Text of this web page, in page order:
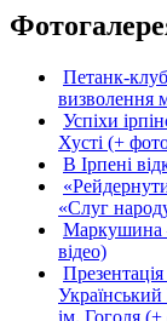
Петанк-
визволення
Успіхи
Хусті (+
В Ірпені
«Слуг
Маркушина
відео)
ім. Гоголя